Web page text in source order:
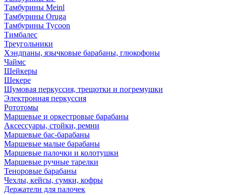
Тамбурины Meinl
Тамбурины Oruga
Тамбурины Tycoon
Тимбалес
Треугольники
Хэндпаны, язычковые барабаны, глюкофоны
Чаймс
Шейкеры
Шекере
Шумовая перкуссия, трещотки и погремушки
Электронная перкуссия
Рототомы
Маршевые и оркестровые барабаны
Аксессуары, стойки, ремни
Маршевые бас-барабаны
Маршевые малые барабаны
Маршевые палочки и колотушки
Маршевые ручные тарелки
Теноровые барабаны
Чехлы, кейсы, сумки, кофры
Держатели для палочек